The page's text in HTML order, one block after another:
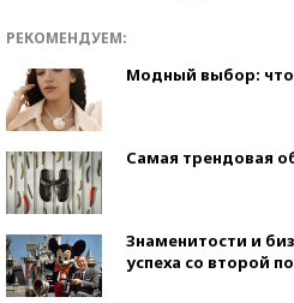
РЕКОМЕНДУЕМ:
Модный выбор: что
Самая трендовая
Знаменитости и
успеха со второй